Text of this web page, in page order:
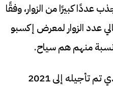
عددًا كبيرًا من الزوار، وفقًا
عدد الزوار لمعرض إكسبو
وحقق معرض اكسبو 2020 الذي تم تأجيله إلى 2021